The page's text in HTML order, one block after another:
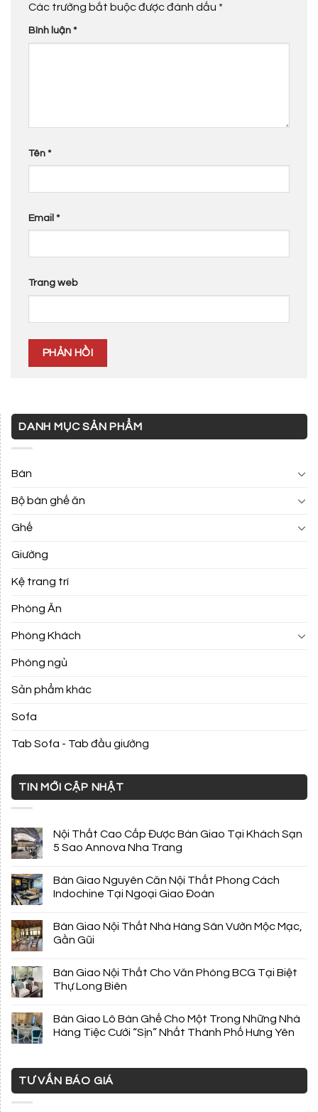
Các trường bắt buộc được đánh dấu *
Bình luận *
Tên *
Email *
Trang web
DANH MỤC SẢN PHẨM
Bàn
Bộ bàn ghế ăn
Ghế
Giường
Kệ trang trí
Phòng Ăn
Phòng Khách
Phòng ngủ
Sản phẩm khác
Sofa
Tab Sofa - Tab đầu giường
TIN MỚI CẬP NHẬT
Nội Thất Cao Cấp Được Bàn Giao Tại Khách Sạn
5 Sao Annova Nha Trang
Bàn Giao Nguyên Căn Nội Thất Phong Cách
Indochine Tại Ngoại Giao Đoàn
Bàn Giao Nội Thất Nhà Hàng Sân Vườn Mộc Mạc,
Gần Gũi
Bàn Giao Nội Thất Cho Văn Phòng BCG Tại Biệt
Thự Long Biên
Bàn Giao Lô Bàn Ghế Cho Một Trong Những Nhà
Hàng Tiệc Cưới “Sịn” Nhất Thành Phố Hưng Yên
TƯ VẤN BÁO GIÁ